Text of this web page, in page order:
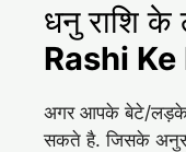
धनु राशि
Rashi
अगर आपके बेटे/लड़के
सकते है. जिसके